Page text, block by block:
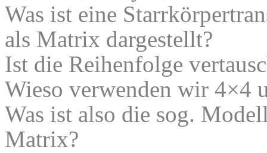
Was ist eine
als Matrix dargestellt?
Ist die Reihenfolge
Wieso verwenden wir 4×4
Was ist also die sog.
Matrix?